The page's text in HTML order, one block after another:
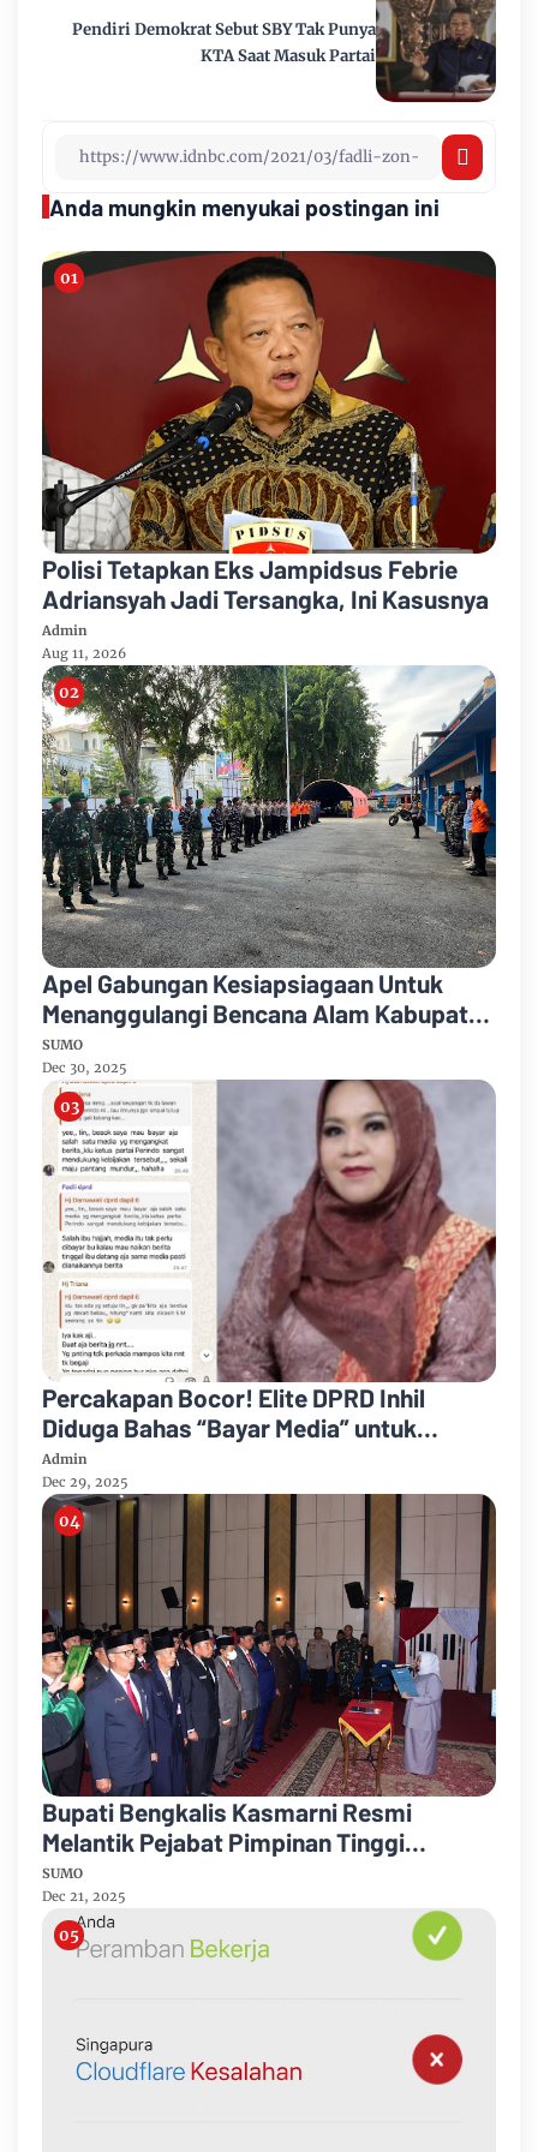
Pendiri Demokrat Sebut SBY Tak Punya
KTA Saat Masuk Partai
Anda mungkin menyukai postingan ini
Polisi Tetapkan Eks Jampidsus Febrie
Adriansyah Jadi Tersangka, Ini Kasusnya
Admin
Aug 11, 2026
Apel Gabungan Kesiapsiagaan Untuk
Menanggulangi Bencana Alam Kabupaten
Bengkalis
SUMO
Dec 30, 2025
Percakapan Bocor! Elite DPRD Inhil
Diduga Bahas “Bayar Media” untuk
Dukung Kebijakan
Admin
Dec 29, 2025
Bupati Bengkalis Kasmarni Resmi
Melantik Pejabat Pimpinan Tinggi
Pratama
SUMO
Dec 21, 2025